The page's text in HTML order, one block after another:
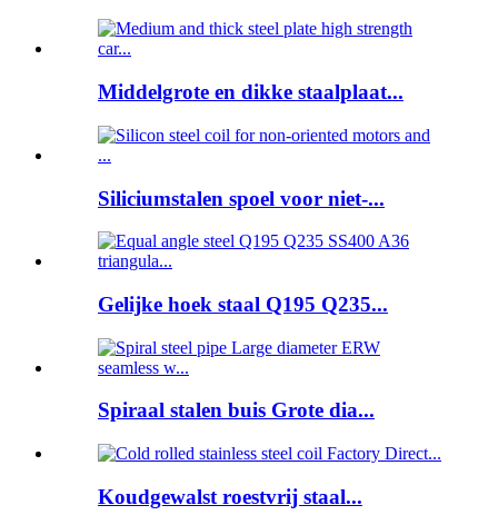
Middelgrote en dikke staalplaat...
Siliciumstalen spoel voor niet-...
Gelijke hoek staal Q195 Q235...
Spiraal stalen buis Grote dia...
Koudgewalst roestvrij staal...